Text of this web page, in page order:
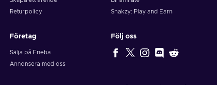
Returpolicy
Snakzy: Play and Earn
Företag
Sälja på Eneba
Annonsera med oss
Följ oss